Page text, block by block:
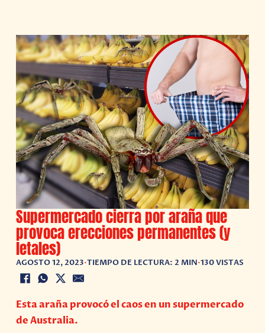
Supermercado cierra por araña que
provoca erecciones permanentes (y
letales)
AGOSTO 12, 2023•TIEMPO DE LECTURA: 2 MIN•130 VISTAS
Esta araña provocó el caos en un supermercado
de Australia.